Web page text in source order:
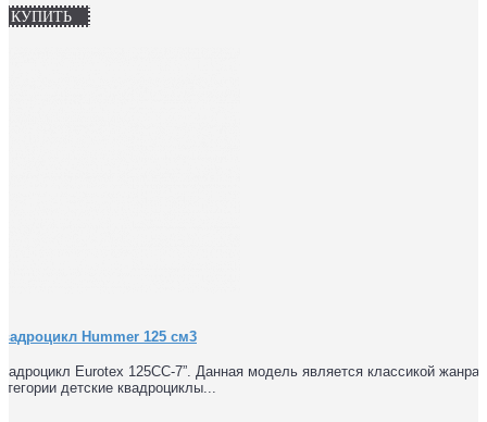
КУПИТЬ
Hummer 125 см3
Eurotex 125CC-7”. Данная модель является классикой жанра
детские квадроциклы...